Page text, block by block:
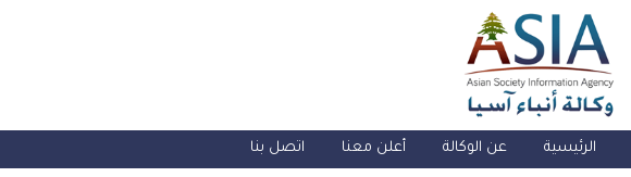
الرئيسية عن الوكالة أعلن معنا اتصل بنا